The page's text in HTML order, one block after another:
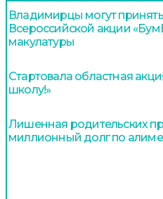
Владимирцы могут принять
Всероссийской акции
макулатуры
Стартовала областная
школу!»
Лишенная родительских
миллионный долг по